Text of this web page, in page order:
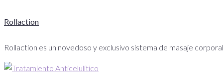
Rollaction
Rollaction es un novedoso y exclusivo sistema de masaje